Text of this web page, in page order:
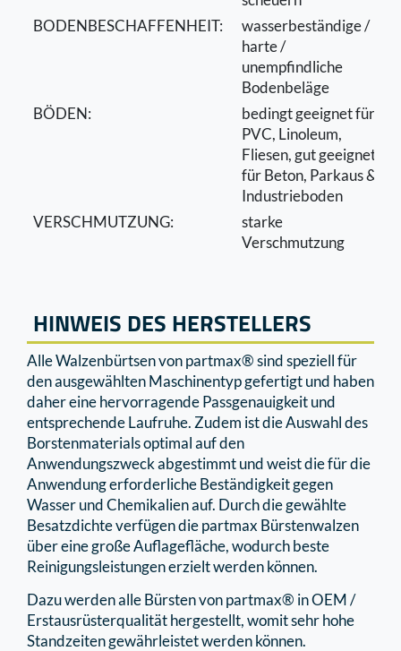
BODENBESCHAFFENHEIT:
wasserbeständige /
harte /
unempfindliche
Bodenbeläge
BÖDEN:
bedingt geeignet für
PVC, Linoleum,
Fliesen, gut geeignet
für Beton, Parkaus &
Industrieboden
VERSCHMUTZUNG:
starke
Verschmutzung
HINWEIS DES HERSTELLERS
Alle Walzenbürtsen von partmax® sind speziell für
den ausgewählten Maschinentyp gefertigt und haben
daher eine hervorragende Passgenauigkeit und
entsprechende Laufruhe. Zudem ist die Auswahl des
Borstenmaterials optimal auf den
Anwendungszweck abgestimmt und weist die für die
Anwendung erforderliche Beständigkeit gegen
Wasser und Chemikalien auf. Durch die gewählte
Besatzdichte verfügen die partmax Bürstenwalzen
über eine große Auflagefläche, wodurch beste
Reinigungsleistungen erzielt werden können.
Dazu werden alle Bürsten von partmax® in OEM /
Erstausrüsterqualität hergestellt, womit sehr hohe
Standzeiten gewährleistet werden können.